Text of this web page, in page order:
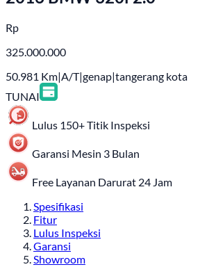
Rp
325.000.000
50.981 Km|A/T|genap|tangerang kota
TUNAI
Lulus 150+ Titik Inspeksi
Garansi Mesin 3 Bulan
Free Layanan Darurat 24 Jam
Spesifikasi
Fitur
Lulus Inspeksi
Garansi
Showroom